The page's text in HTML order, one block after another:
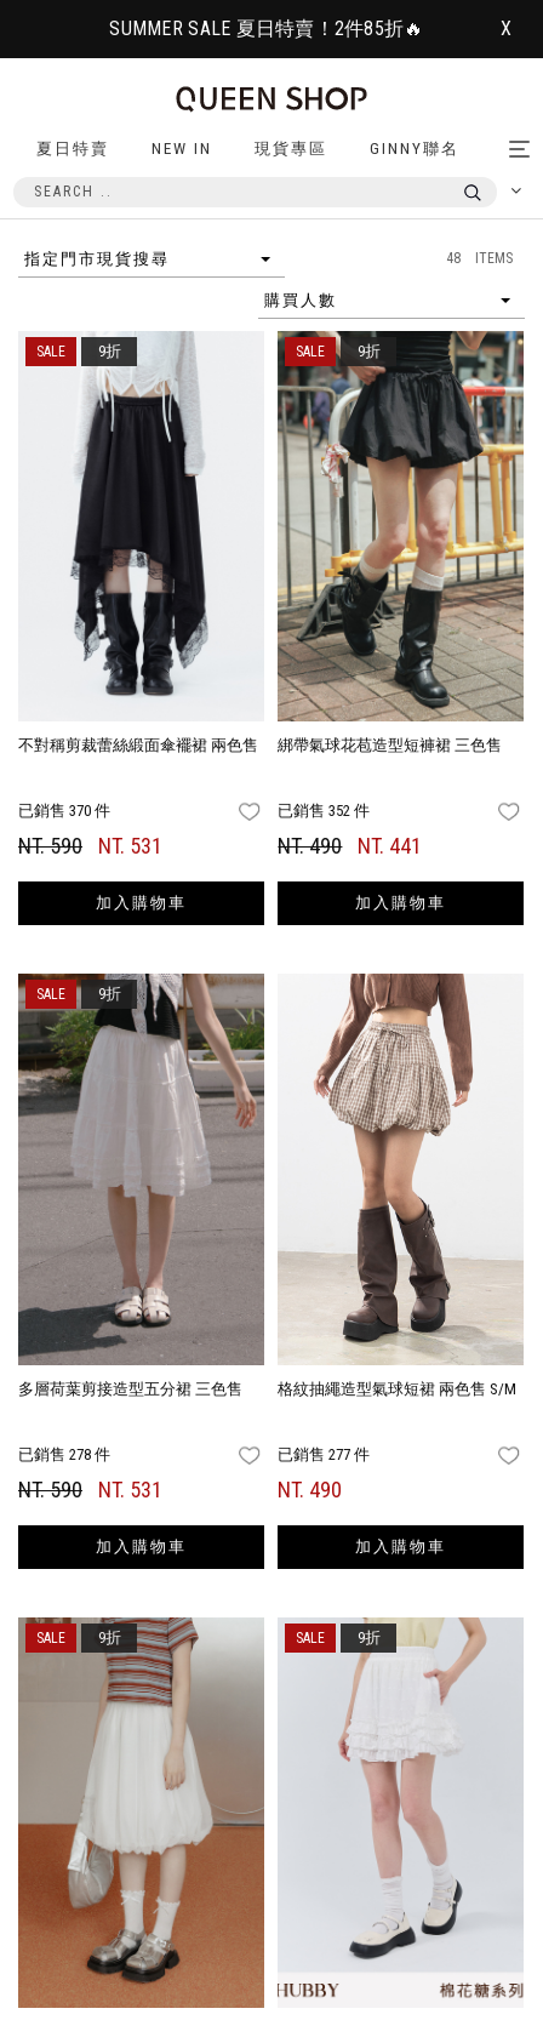
SUMMER SALE 夏日特賣！2件85折🔥 X
夏日特賣 NEW IN 現貨專區 GINNY聯名
指定門市現貨搜尋 48 ITEMS
購買人數
不對稱剪裁蕾絲緞面傘襬裙 兩色售
已銷售 370 件 FAVORITES
NT. 590 NT. 531
加入購物車
9折
綁帶氣球花苞造型短褲裙 三色售
已銷售 352 件
NT. 490 NT. 441
加入購物車
9折
多層荷葉剪接造型五分裙 三色售
已銷售 278 件 FAVORITES
NT. 590 NT. 531
加入購物車
9折
格紋抽繩造型氣球短裙 兩色售 S/M
已銷售 277 件
NT. 490
加入購物車
9折 9折